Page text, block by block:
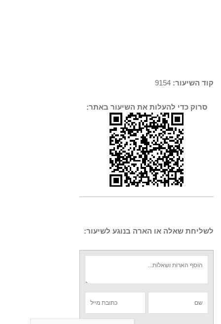
קוד השיעור:
סרוק כדי להעלות את השיעור באתר:
לשליחת שאלה או הארה בנוגע לשיעור: